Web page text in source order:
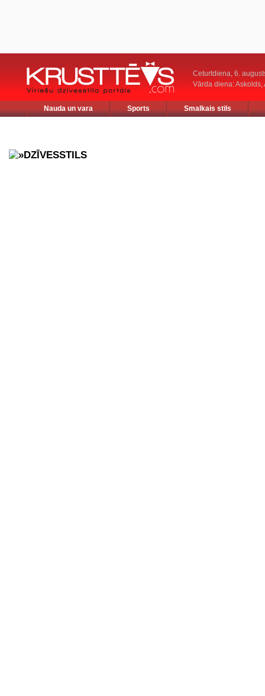
Ceturtdiena, 6.
Vārda diena: Askolds,
Nauda un vara Sports Smalkais stils
DZĪVESSTILS